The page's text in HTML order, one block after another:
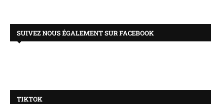
SUIVEZ NOUS ÉGALEMENT SUR FACEBOOK
TIKTOK